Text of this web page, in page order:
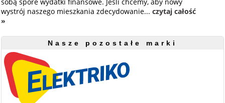
wystrój naszego mieszkania zdecydowanie...czytaj całość
»
Nasze pozostałe marki